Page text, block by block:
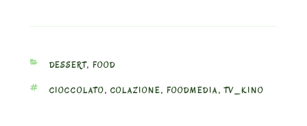
CATEGORIES
DESSERT, FOOD
TAGS
CIOCCOLATO, COLAZIONE, FOODMEDIA,TV_KINO